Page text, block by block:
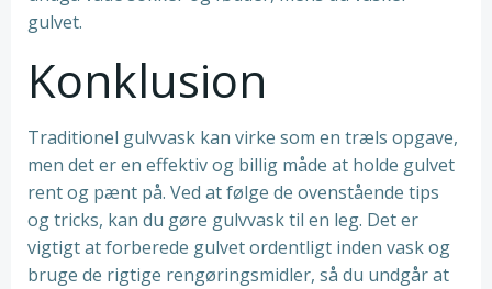
gulvet.
Konklusion
Traditionel gulvvask kan virke som en træls opgave,
men det er en effektiv og billig måde at holde gulvet
rent og pænt på. Ved at følge de ovenstående tips
og tricks, kan du gøre gulvvask til en leg. Det er
vigtigt at forberede gulvet ordentligt inden vask og
bruge de rigtige rengøringsmidler, så du undgår at